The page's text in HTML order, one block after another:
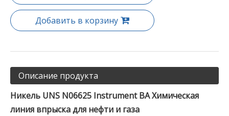
Добавить в корзину
Описание продукта
Никель UNS N06625 Instrument BA Химическая
линия впрыска для нефти и газа